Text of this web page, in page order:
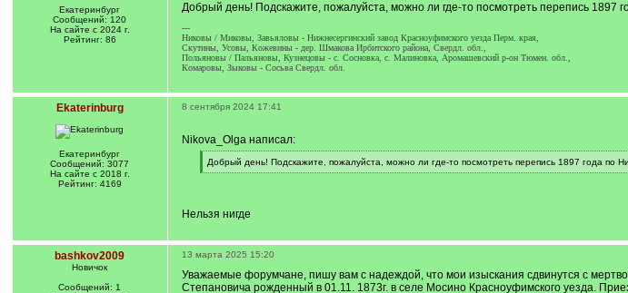
Екатеринбург
Сообщений: 120
На сайте с 2024 г.
Рейтинг: 86
Добрый день! Подскажите, пожалуйста, можно ли где-то посмотреть перепись
---
Никовы / Миковы, Завьяловы - Нижнесергинский завод Красноуфимского уезда Перм. края,
Скутины, Усовы, Кожевины - дер. Шмакова Ирбитского района, Свердл. обл.,
Польяновы / Пальяновы, Кузнецовы - с. Сосновка, с. Малиновка, Аромашевский р-он Тюмен. обл.,
Комаровы, Зыковы - Сосьва Свердл. обл.
Ekaterinburg
Екатеринбург
Сообщений: 3077
На сайте с 2018 г.
Рейтинг: 4169
8 сентября 2024 17:41
Nikova_Olga написал:
[
q
Добрый день! Подскажите, пожалуйста, можно ли где-то посмотреть перепись 1897 года по
[
Нельзя нигде
bashkov2009
Новичок
Сообщений: 1
13 марта 2025 15:20
Уважаемые форумчане, пишу вам с надеждой, что мои изыскания сдвинутся с
Степановича рожденный в 01.11. 1873г. в селе Мосино Красноуфимского уезда.